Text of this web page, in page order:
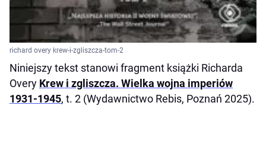
richard overy krew-i-zgliszcza-tom-2
Niniejszy tekst stanowi fragment książki Richarda
Overy Krew i zgliszcza. Wielka wojna imperiów
1931-1945, t. 2 (Wydawnictwo Rebis, Poznań 2025).